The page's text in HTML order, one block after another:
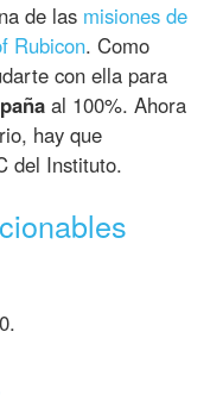
de las misiones de
Rubicon. Como
con ella para
al 100%. Ahora
hay que
del Instituto.